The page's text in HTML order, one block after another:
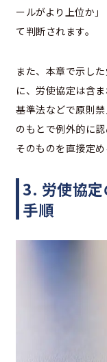
ールがより上位か
て判断されます。
また、本章で示し
に、労使協定は含
基準法などで原則
のもとで例外的に
そのものを直接定
3. 労使協
手順